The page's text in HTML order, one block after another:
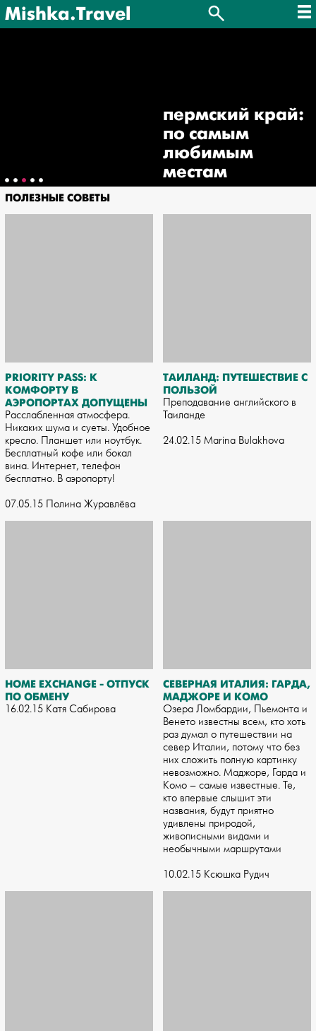
Mishka.Travel
пермский край:
по самым
любимым
местам
ПОЛЕЗНЫЕ СОВЕТЫ
PRIORITY PASS: К
КОМФОРТУ В
АЭРОПОРТАХ ДОПУЩЕНЫ
Расслабленная атмосфера.
Никаких шума и суеты. Удобное
кресло. Планшет или ноутбук.
Бесплатный кофе или бокал
вина. Интернет, телефон
бесплатно. В аэропорту!
07.05.15 Полина Журавлёва
ТАИЛАНД: ПУТЕШЕСТВИЕ С
ПОЛЬЗОЙ
Преподавание английского в
Таиланде
24.02.15 Marina Bulakhova
HOME EXCHANGE - ОТПУСК
ПО ОБМЕНУ
16.02.15 Катя Сабирова
СЕВЕРНАЯ ИТАЛИЯ: ГАРДА,
МАДЖОРЕ И КОМО
Озера Ломбардии, Пьемонта и
Венето известны всем, кто хоть
раз думал о путешествии на
север Италии, потому что без
них сложить полную картинку
невозможно. Маджоре, Гарда и
Комо – самые известные. Те,
кто впервые слышит эти
названия, будут приятно
удивлены природой,
живописными видами и
необычными маршрутами
10.02.15 Ксюшка Рудич